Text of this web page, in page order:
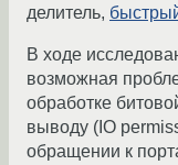
делитель,
В ходе
возможная
обработке
выводу (IO
обращении к